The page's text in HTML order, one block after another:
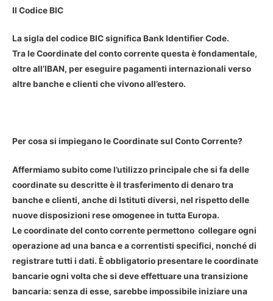
Il Codice BIC
La sigla del codice BIC significa Bank Identifier Code.
Tra le Coordinate del conto corrente questa è fondamentale,
oltre all’IBAN, per eseguire pagamenti internazionali verso
altre banche e clienti che vivono all’estero.
Per cosa si impiegano le Coordinate sul Conto Corrente?
Affermiamo subito come l’utilizzo principale che si fa delle
coordinate su descritte è il trasferimento di denaro tra
banche e clienti, anche di Istituti diversi, nel rispetto delle
nuove disposizioni rese omogenee in tutta Europa.
Le coordinate del conto corrente permettono collegare ogni
operazione ad una banca e a correntisti specifici, nonché di
registrare tutti i dati. È obbligatorio presentare le coordinate
bancarie ogni volta che si deve effettuare una transizione
bancaria: senza di esse, sarebbe impossibile iniziare una